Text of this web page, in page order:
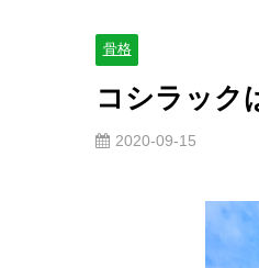
骨格
コシラック
2020-09-15